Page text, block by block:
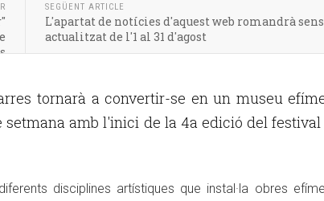
SEGÜENT ARTICLE
L'apartat de notícies d'aquest web romandrà
actualitzat de l'1 al 31 d'agost
tornarà a convertir-se en un museu
setmana amb l'inici de la 4a edició del
disciplines artístiques que instal·la obres